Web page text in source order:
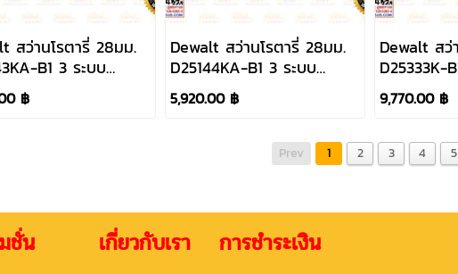
สว่านโรตารี่ 28มม.
B1 3 ระบบ
#NT
฿
Dewalt สว่านโรตารี่ 28มม.
D25144KA-B1 3 ระบบ
900W เปลี่ยนหัวได้ #NT
5,920.00 ฿
Dewalt สว่
D25333K-
950W 3 ระ
9,770.00 ฿
Prev 1 2 3 4 5
ชั่น เกี่ยวกับเรา การชำระเงิน ติ